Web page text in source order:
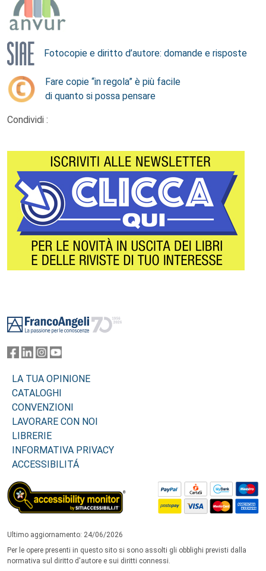
Fotocopie e diritto d’autore: domande e risposte
Fare copie “in regola” è più facile
di quanto si possa pensare
Condividi :
LA TUA OPINIONE
CATALOGHI
CONVENZIONI
LAVORARE CON NOI
LIBRERIE
INFORMATIVA PRIVACY
ACCESSIBILITÁ
Ultimo aggiornamento: 24/06/2026
Per le opere presenti in questo sito si sono assolti gli obblighi previsti dalla
normativa sul diritto d'autore e sui diritti connessi.